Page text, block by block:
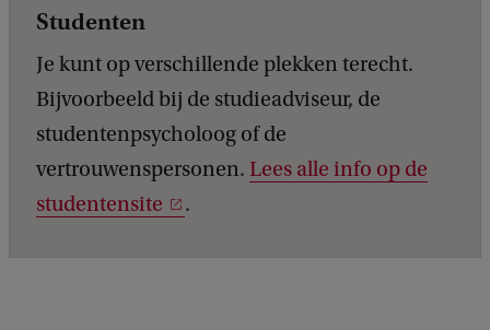
Studenten
Je kunt op verschillende plekken terecht.
Bijvoorbeeld bij de studieadviseur, de
studentenpsycholoog of de
vertrouwenspersonen. Lees alle info op de
studentensite
.